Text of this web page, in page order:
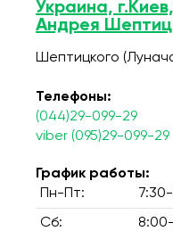
Украина,
Андрея
Шептицкого
Телефоны:
(044)29-099-29
viber (095)29-099-29
График работы:
Пн-Пт:
Сб: